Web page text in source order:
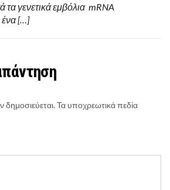
τα γενετικά εμβόλια mRNA
[…]
δημοσιεύεται.Τα υποχρεωτικά πεδία